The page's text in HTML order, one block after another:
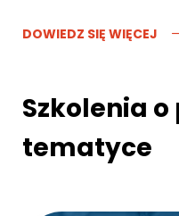
DOWIEDZ SIĘ WIĘCEJ
Szkolenia
tematyce